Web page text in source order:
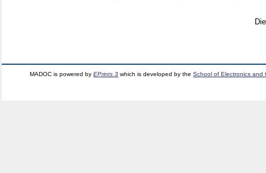
MADOC is powered byEPrints 3 which is developed by theSchool of Electronics and